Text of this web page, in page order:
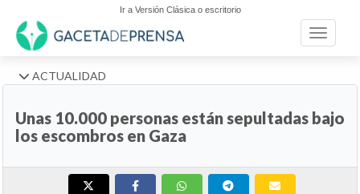
Ir a Versión Clásica o escritorio
Toggle
ACTUALIDAD
Unas 10.000 personas están sepultadas bajo
los escombros en Gaza